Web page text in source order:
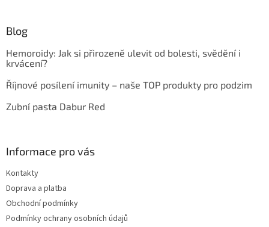
Blog
Hemoroidy: Jak si přirozeně ulevit od bolesti, svědění i
krvácení?
Říjnové posílení imunity – naše TOP produkty pro podzim
Zubní pasta Dabur Red
Informace pro vás
Kontakty
Doprava a platba
Obchodní podmínky
Podmínky ochrany osobních údajů